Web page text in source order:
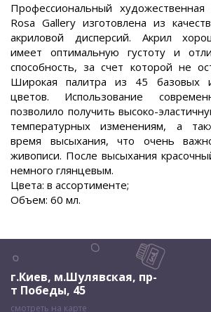
Профессиональный художественная
Rosa Gallery изготовлена из
акриловой дисперсий. Акрил
имеет оптимальную густоту и
способность, за счет которой не
Широкая палитра из 45 базовых
цветов. Использование
позволило получить высоко-
температурных изменениям, а
время высыхания, что очень
живописи. После высыхания
немного глянцевым.
Цвета: в ассортименте;
Объем: 60 мл.
г.Киев, м.Шулявская, пр-
т Победы, 45
смотреть на карте